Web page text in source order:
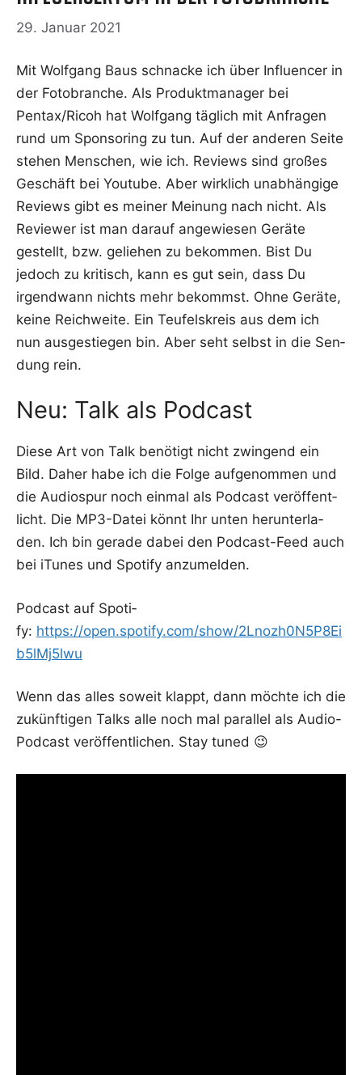
29. Januar 2021
Mit Wolf­gang Baus schnacke ich über Influen­cer in
der Foto­bran­che. Als Pro­dukt­ma­na­ger bei
Pentax/Ricoh hat Wolf­gang täg­lich mit Anfra­gen
rund um Spon­so­ring zu tun. Auf der ande­ren Sei­te
ste­hen Men­schen, wie ich. Reviews sind gro­ßes
Geschäft bei You­tube. Aber wirk­lich unab­hän­gi­ge
Reviews gibt es mei­ner Mei­nung nach nicht. Als
Review­er ist man dar­auf ange­wie­sen Gerä­te
gestellt, bzw. gelie­hen zu bekom­men. Bist Du
jedoch zu kri­tisch, kann es gut sein, dass Du
irgend­wann nichts mehr bekommst. Ohne Gerä­te,
kei­ne Reich­wei­te. Ein Teu­fels­kreis aus dem ich
nun aus­ge­stie­gen bin. Aber seht selbst in die Sen­
dung rein.
Neu: Talk als Podcast
Die­se Art von Talk benö­tigt nicht zwin­gend ein
Bild. Daher habe ich die Fol­ge auf­ge­nom­men und
die Audio­spur noch ein­mal als Pod­cast ver­öf­fent­
licht. Die MP3-Datei könnt Ihr unten her­un­ter­la­
den. Ich bin gera­de dabei den Pod­cast-Feed auch
bei iTu­nes und Spo­ti­fy anzumelden.
Pod­cast auf Spo­ti­
fy: https://open.spotify.com/show/2Lnozh0N5P8Ei
b5lMj5lwu
Wenn das alles soweit klappt, dann möch­te ich die
zukünf­ti­gen Talks alle noch mal par­al­lel als Audio-
Pod­cast ver­öf­fent­li­chen. Stay tuned 😉